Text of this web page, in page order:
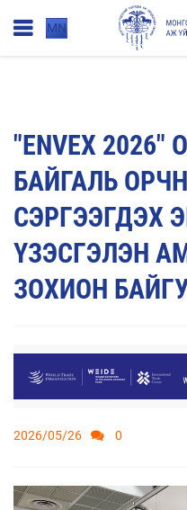
MN
"ENVEX
БАЙГАЛЬ
СЭРГЭЭГДЭХ
ҮЗЭСГЭЛЭН
ЗОХИОН
2026/05/26 0